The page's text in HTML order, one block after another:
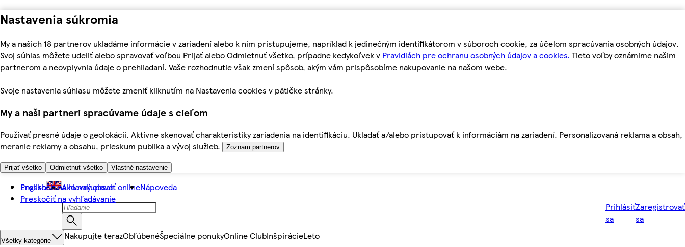
Nastavenia súkromia
My a našich 18 partnerov ukladáme informácie v zariadení alebo k nim pristupujeme, napríklad k jedinečným identifikátorom v súboroch cookie, za účelom spracúvania osobných údajov.
Svoj súhlas môžete udeliť alebo spravovať voľbou Prijať alebo Odmietnuť všetko, prípadne kedykoľvek v Pravidlách pre ochranu osobných údajov a cookies. Tieto voľby oznámime našim
partnerom a neovplyvnia údaje o prehliadaní. Vaše rozhodnutie však zmení spôsob, akým vám prispôsobíme nakupovanie na našom webe.
Svoje nastavenia súhlasu môžete zmeniť kliknutím na Nastavenia cookies v pätičke stránky.
My a naši partneri spracúvame údaje s cieľom
Používať presné údaje o geolokácii. Aktívne skenovať charakteristiky zariadenia na identifikáciu. Ukladať a/alebo pristupovať k informáciám na zariadení. Personalizovaná reklama a obsah,
meranie reklamy a obsahu, prieskum publika a vývoj služieb.
Zoznam partnerov
Prijať všetko Odmietnuť všetko Vlastné nastavenie
Preskočiť na hlavný obsah
Preskočiť na vyhľadávanie
English Ako nakupovať onlineNápoveda
Prihlásiť
sa
Zaregistrovať
sa
Všetky kategórie Nakupujte terazObľúbenéŠpeciálne ponukyOnline ClubInšpirácieLeto